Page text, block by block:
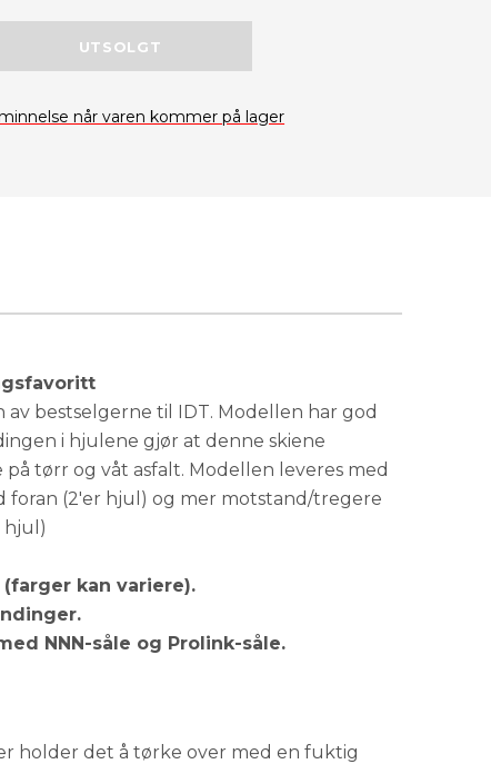
UTSOLGT
når varen kommer på lager
av bestselgerne til IDT. Modellen har god
i hjulene gjør at denne skiene
tørr og våt asfalt. Modellen leveres med
foran (2'er hjul) og mer motstand/tregere
hjul)
kan variere).
NNN-såle og Prolink-såle.
holder det å tørke over med en fuktig